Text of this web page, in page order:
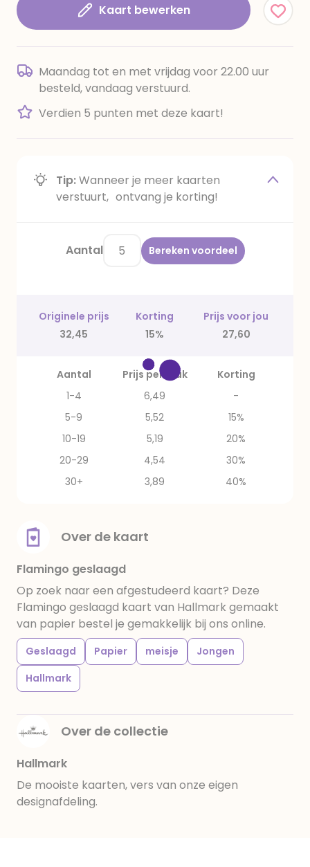
Kaart bewerken
Maandag tot en met vrijdag voor 22.00 uur
besteld, vandaag verstuurd.
Verdien 5 punten met deze kaart!
Tip:Wanneer je meer kaarten
verstuurt, ontvang je korting!
Aantal Bereken voordeel
Originele prijs Korting
Prijs voor jou
32,45
15% 27,60
Aantal Prijs per stuk
Korting
1-4
6,49
-
5-9
5,52
15%
10-19
5,19
20%
20-29
4,54
30%
30+
3,89 40%
Over de kaart
Flamingo geslaagd
Op zoek naar een afgestudeerd kaart? Deze
Flamingo geslaagd kaart van Hallmark gemaakt
van papier bestel je gemakkelijk bij ons online.
Geslaagd Papier meisje
Jongen
Hallmark
Over de collectie
Hallmark
De mooiste kaarten, vers van onze eigen
designafdeling.